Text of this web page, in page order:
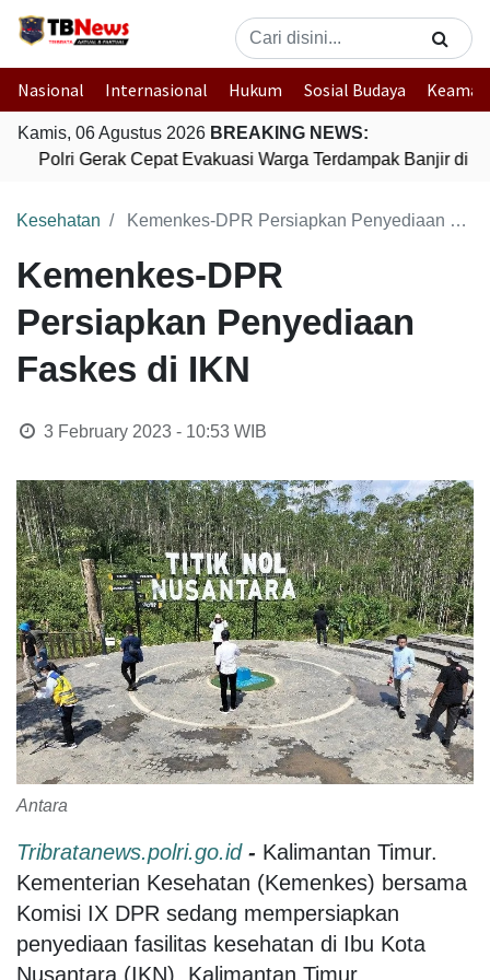
Nasional Internasional Hukum Sosial Budaya
Kamis, 06 Agustus 2026 BREAKING NEWS:
Polri Gerak Cepat Evakuasi Warga Terdampak Banjir di
Kesehatan Kemenkes-DPR Persiapkan Penyediaan Faskes di IKN
Kemenkes-DPR
Persiapkan Penyediaan
Faskes di IKN
3 February 2023 - 10:53WIB
Antara
Tribratanews.polri.go.id- Kalimantan Timur.
Kementerian Kesehatan (Kemenkes) bersama
Komisi IX DPR sedang mempersiapkan
penyediaan fasilitas kesehatan di Ibu Kota
Nusantara (IKN), Kalimantan Timur.